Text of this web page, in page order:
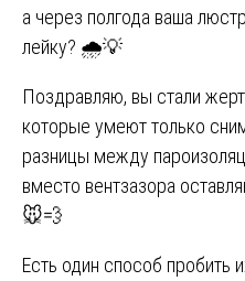
а через полгода ваша
лейку? 🌧️💡
Поздравляю, вы стали
которые умеют только
разницы между
вместо вентзазора
🐭💨
Есть один способ пробить